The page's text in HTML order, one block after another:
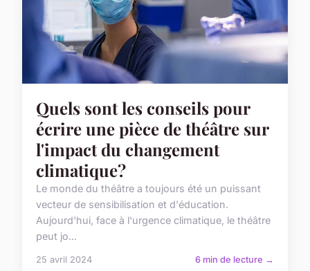
Quels sont les conseils pour
écrire une pièce de théâtre sur
l'impact du changement
climatique?
Le monde du théâtre a toujours été un puissant
vecteur de sensibilisation et d'éducation.
Aujourd'hui, face à l'urgence climatique, le théâtre
peut jo...
25 avril 2024 6 min de lecture →